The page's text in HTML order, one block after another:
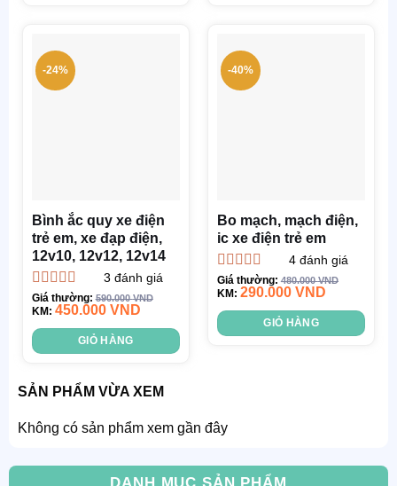
-24%
Bình ắc quy xe điện
trẻ em, xe đạp điện,
12v10, 12v12, 12v14
Được xếp
hạng5.005
sao
3 đánh giá
Giá thường:590.000VND
KM: 450.000 VND
GIỎ HÀNG
-40%
Bo mạch, mạch điện,
ic xe điện trẻ em
Được xếp
hạng5.005
sao
4đánh giá
Giá thường:480.000VND
KM: 290.000 VND
GIỎ HÀNG
SẢN PHẨM VỪA XEM
Không có sản phẩm xem gần đây